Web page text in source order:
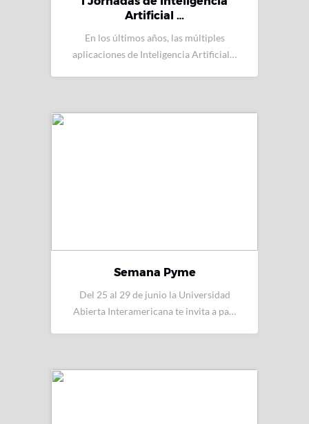
Artificial …
En los últimos años, las múltiples
aplicaciones de Inteligencia Artificial…
Semana Pyme
Del 25 al 29 de junio la Universidad
Abierta Interamericana te invita a pa…